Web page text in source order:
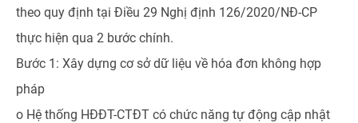
theo quy định tại Điều 29 Nghị định 126/2020/NĐ-CP
thực hiện qua 2 bước chính.
Bước 1: Xây dựng cơ sở dữ liệu về hóa đơn không hợp
pháp
o Hệ thống HĐĐT-CTĐT có chức năng tự động cập nhật